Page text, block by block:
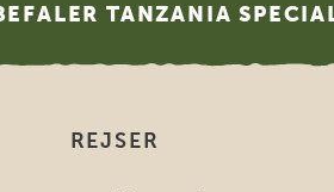
TANZANIA
REJSER